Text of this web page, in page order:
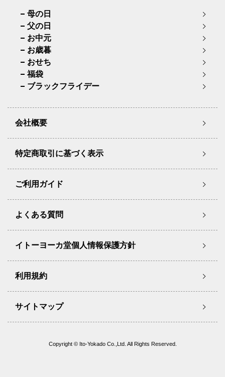
母の日
父の日
お中元
お歳暮
おせち
福袋
ブラックフライデー
会社概要
特定商取引に基づく表示
ご利用ガイド
よくある質問
イトーヨーカ堂個人情報保護方針
利用規約
サイトマップ
Copyright © Ito-Yokado Co.,Ltd. All Rights Reserved.